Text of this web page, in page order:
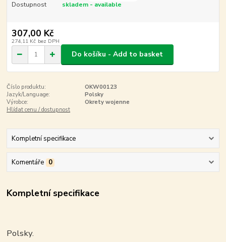
Dostupnost skladem - available
307,00 Kč
274,11 Kč bez DPH
Do košíku - Add to basket
Číslo produktu:
OKW00123
Jazyk/Language:
Polsky
Výrobce:
Okrety wojenne
Hlídat cenu / dostupnost
Kompletní specifikace
Komentáře 0
Kompletní specifikace
Polsky.